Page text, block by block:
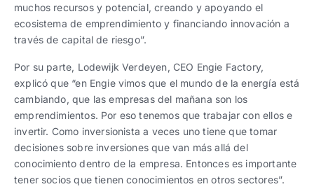
muchos recursos y potencial, creando y apoyando el
ecosistema de emprendimiento y financiando innovación a
través de capital de riesgo”.
Por su parte, Lodewijk Verdeyen, CEO Engie Factory,
explicó que “en Engie vimos que el mundo de la energía está
cambiando, que las empresas del mañana son los
emprendimientos. Por eso tenemos que trabajar con ellos e
invertir. Como inversionista a veces uno tiene que tomar
decisiones sobre inversiones que van más allá del
conocimiento dentro de la empresa. Entonces es importante
tener socios que tienen conocimientos en otros sectores”.